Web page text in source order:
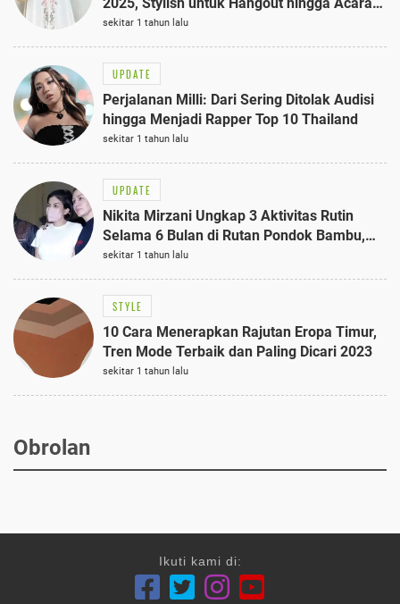
Semi-Formal
sekitar 1 tahun lalu
UPDATE
Perjalanan Milli: Dari Sering Ditolak Audisi
hingga Menjadi Rapper Top 10 Thailand
sekitar 1 tahun lalu
UPDATE
Nikita Mirzani Ungkap 3 Aktivitas Rutin
Selama 6 Bulan di Rutan Pondok Bambu,
Terungkap!
sekitar 1 tahun lalu
STYLE
10 Cara Menerapkan Rajutan Eropa Timur,
Tren Mode Terbaik dan Paling Dicari 2023
sekitar 1 tahun lalu
Obrolan
Ikuti kami di: